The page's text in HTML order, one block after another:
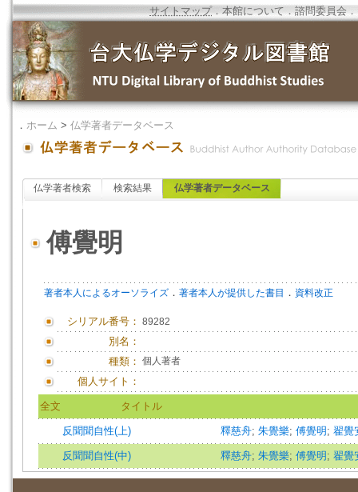
サイトマップ．本館について ．諮問委員会 ．
． ホーム > 仏学著者データベース
仏学著者検索 検索結果 仏学著者データベース
傅覺明
著者本人によるオーソライズ ． 著者本人が提供した書目 ． 資料改正
シリアル番号： 89282
別名：
種類： 個人著者
個人サイト：
全文 タイトル
反聞聞自性(上) 釋慈舟; 朱覺樂; 傅覺明 ; 翟覺
反聞聞自性(中) 釋慈舟; 朱覺樂; 傅覺明 ; 翟覺